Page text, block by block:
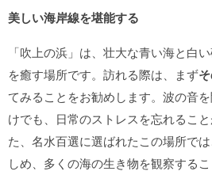
美しい海岸線を堪能する
「吹上の浜」は、壮大な青い海と白
を癒す場所です。訪れる際は、まず
てみることをお勧めします。波の音
けでも、日常のストレスを忘れるこ
た、名水百選に選ばれたこの場所で
しめ、多くの海の生き物を観察する